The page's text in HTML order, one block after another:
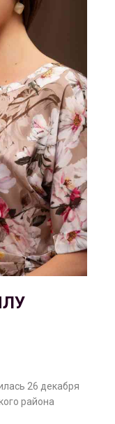
26 декабря
района